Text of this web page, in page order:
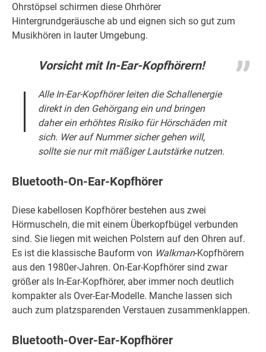
Ohrstöpsel schirmen diese Ohrhörer
Hintergrundgeräusche ab und eignen sich so gut zum
Musikhören in lauter Umgebung.
Vorsicht mit In-Ear-Kopfhörern!
Alle In-Ear-Kopfhörer leiten die Schallenergie
direkt in den Gehörgang ein und bringen
daher ein erhöhtes Risiko für Hörschäden mit
sich. Wer auf Nummer sicher gehen will,
sollte sie nur mit mäßiger Lautstärke nutzen.
Bluetooth-On-Ear-Kopfhörer
Diese kabellosen Kopfhörer bestehen aus zwei
Hörmuscheln, die mit einem Überkopfbügel verbunden
sind. Sie liegen mit weichen Polstern auf den Ohren auf.
Es ist die klassische Bauform von Walkman-Kopfhörern
aus den 1980er-Jahren. On-Ear-Kopfhörer sind zwar
größer als In-Ear-Kopfhörer, aber immer noch deutlich
kompakter als Over-Ear-Modelle. Manche lassen sich
auch zum platzsparenden Verstauen zusammenklappen.
Bluetooth-Over-Ear-Kopfhörer